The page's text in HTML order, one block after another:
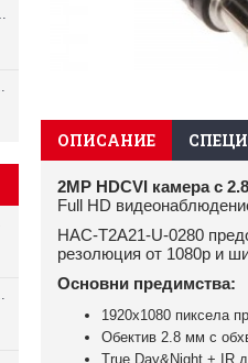
и говорител
и цветен нощен
CS-E4p
ОПИСАНИЕ
2MP HDCVI камера с
Full HD
HAC-T2A21-U-0280
резолюция от 1080p и
Основни предимства:
1920x1080 пиксела
Обектив 2.8 мм с
True Day&Night + IR